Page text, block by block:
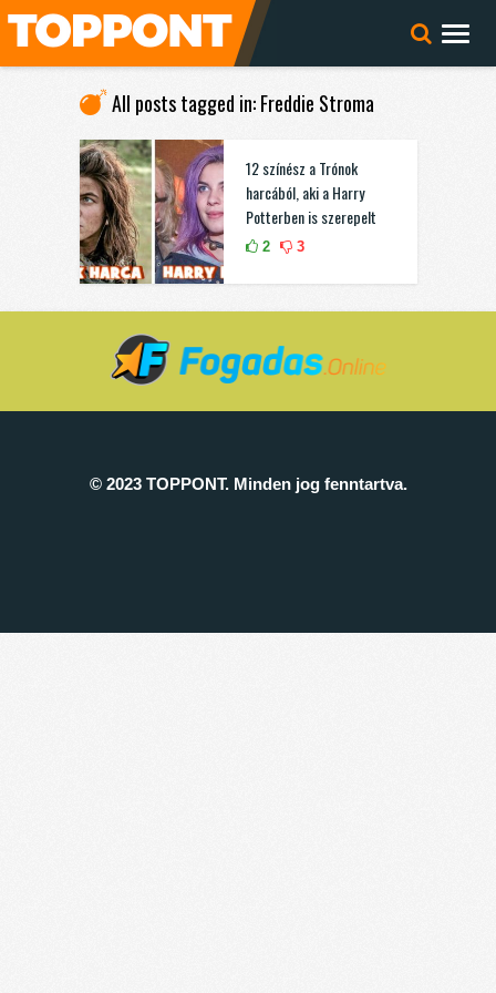
All posts tagged in: Freddie Stroma
12 színész a Trónok
harcából, aki a Harry
Potterben is szerepelt
2 3
© 2023 TOPPONT. Minden jog fenntartva.